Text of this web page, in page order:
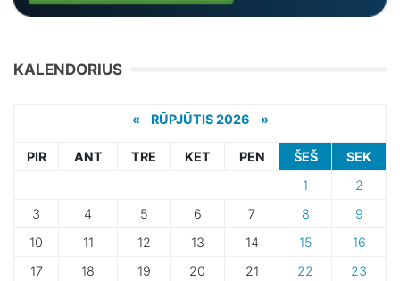
KALENDORIUS
« RŪPJŪTIS 2026 »
PIR ANT TRE KET PEN ŠEŠ
SEK
1
2
3
4 5 6 7 8
9
10
11 12 13 14 15
16
17
18 19 20 21 22
23